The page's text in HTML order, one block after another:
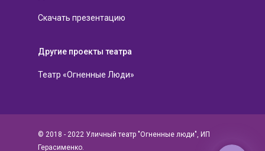
Скачать презентацию
Другие проекты театра
Театр «Огненные Люди»
© 2018 - 2022 Уличный театр "Огненные люди", ИП
Герасименко.